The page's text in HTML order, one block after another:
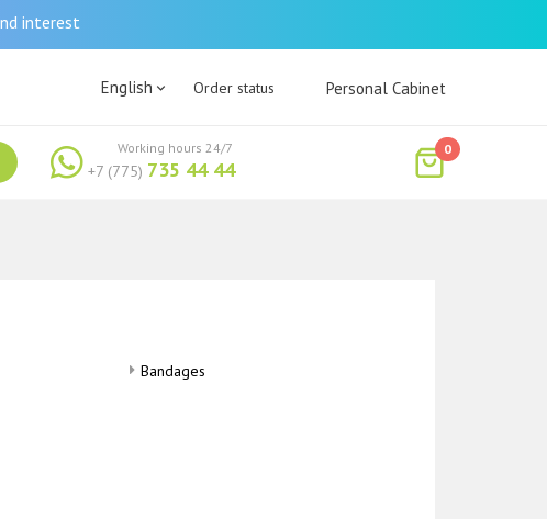
interest
English Order status Personal Cabinet
+7 (775) 735 44 44
Working hours 24/7 0
Bandages